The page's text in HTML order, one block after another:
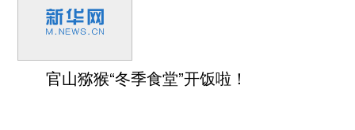
官山猕猴“冬季食堂”开饭啦！